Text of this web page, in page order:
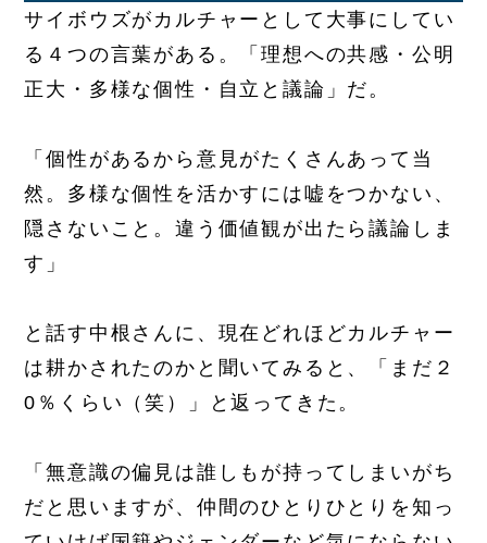
サイボウズがカルチャーとして大事にしてい
る４つの言葉がある。「理想への共感・公明
正大・多様な個性・自立と議論」だ。
「個性があるから意見がたくさんあって当
然。多様な個性を活かすには嘘をつかない、
隠さないこと。違う価値観が出たら議論しま
す」
と話す中根さんに、現在どれほどカルチャー
は耕かされたのかと聞いてみると、「まだ２
0％くらい（笑）」と返ってきた。
「無意識の偏見は誰しもが持ってしまいがち
だと思いますが、仲間のひとりひとりを知っ